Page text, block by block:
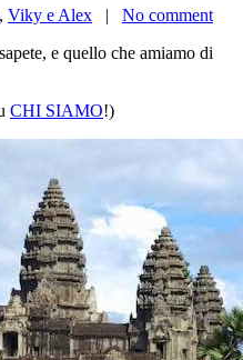
, Viky e Alex | No comment
e quello che amiamo di
CHI SIAMO!)